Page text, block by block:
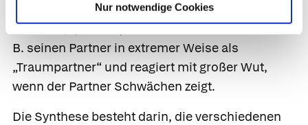
Nur notwendige Cookies
miteinander in Einklang gebracht werden
müssen (Synthese). Ein Erkrankter idealisiert z.
B. seinen Partner in extremer Weise als
„Traumpartner“ und reagiert mit großer Wut,
wenn der Partner Schwächen zeigt.
Die Synthese besteht darin, die verschiedenen